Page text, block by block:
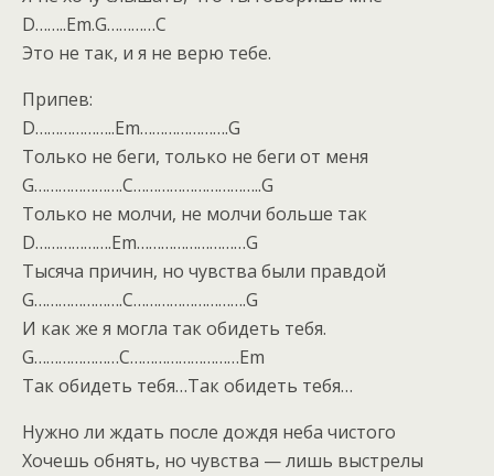
D……..Em.G…………C
Это не так, и я не верю тебе.
Припев:
D………………..Em………………….G
Только не беги, только не беги от меня
G………………….C…………………………..G
Только не молчи, не молчи больше так
D……………….Em………………………G
Тысяча причин, но чувства были правдой
G………………….C……………………….G
И как же я могла так обидеть тебя.
G…………………C………………………Em
Так обидеть тебя…Так обидеть тебя…
Нужно ли ждать после дождя неба чистого
Хочешь обнять, но чувства — лишь выстрелы